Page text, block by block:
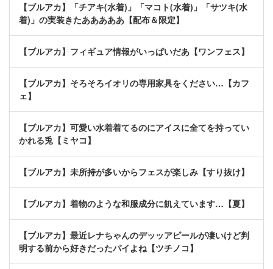
【ブルアカ】「チアキ(水着)」「マコト(水着)」「サツキ(水
着)」の実装きたあああああ【配布＆限定】
【ブルアカ】フィギュア情報がいっぱいだあ【ワンフェス】
【ブルアカ】そろそろイオリの専用家具をください…【カフ
ェ】
【ブルアカ】可愛い水着着てるのにアイスに全てを持ってい
かれる兎【ミヤコ】
【ブルアカ】未所持が多いからフェスが楽しみ【すり抜け】
【ブルアカ】着物のような和服成分に飢えています…【夏】
【ブルアカ】最近レナちゃんのデッッアピールが凄いけど判
明する前から好きだったパイよね【ツチノコ】